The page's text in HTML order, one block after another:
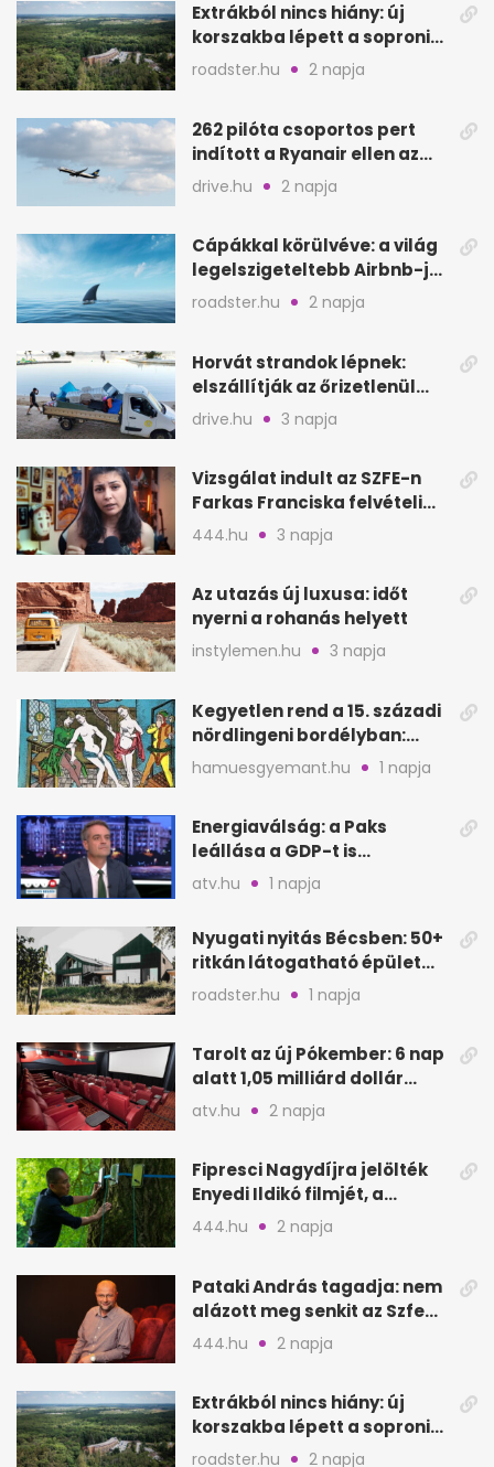
Extrákból nincs hiány: új
korszakba lépett a soproni
Fagus Hotel
roadster.hu 2 napja
262 pilóta csoportos pert
indított a Ryanair ellen az
Egyesült Királyságban
drive.hu 2 napja
Cápákkal körülvéve: a világ
legelszigeteltebb Airbnb-je
a nyílt tengeren
roadster.hu 2 napja
Horvát strandok lépnek:
elszállítják az őrizetlenül
hagyott törölközőket
drive.hu 3 napja
Vizsgálat indult az SZFE-n
Farkas Franciska felvételi
videója után
444.hu 3 napja
Az utazás új luxusa: időt
nyerni a rohanás helyett
instylemen.hu 3 napja
Kegyetlen rend a 15. századi
nördlingeni bordélyban:
verés, éheztetés
hamuesgyemant.hu 1 napja
Energiaválság: a Paks
leállása a GDP-t is
megütheti, int az
Oeconomus
atv.hu 1 napja
Nyugati nyitás Bécsben: 50+
ritkán látogatható épület
nyílik meg
roadster.hu 1 napja
Tarolt az új Pókember: 6 nap
alatt 1,05 milliárd dollár
bevétel
atv.hu 2 napja
Fipresci Nagydíjra jelölték
Enyedi Ildikó filmjét, a
Csendes barátot
444.hu 2 napja
Pataki András tagadja: nem
alázott meg senkit az Szfe
felvételijén
444.hu 2 napja
Extrákból nincs hiány: új
korszakba lépett a soproni
Fagus Hotel
roadster.hu 2 napja